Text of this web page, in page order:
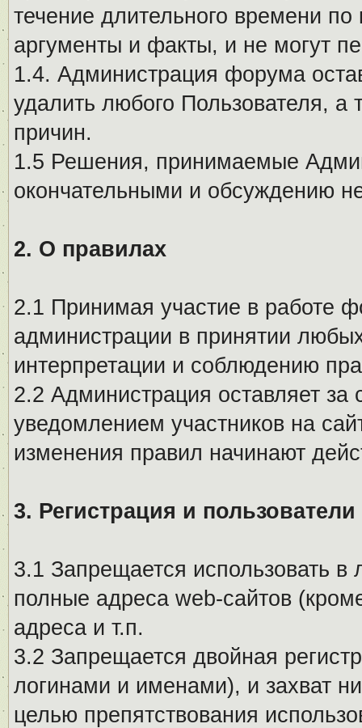
течение длительного времени
аргументы и факты, и не могут
1.4. Администрация форума
удалить любого Пользователя, а
причин.
1.5 Решения, принимаемые
окончательными и обсуждению
2. О правилах
2.1 Принимая участие в работе
администрации в принятии
интерпретации и соблюдению
2.2 Администрация оставляет
уведомлением участников на
изменения правил начинают
3. Регистрация и пользователи
3.1 Запрещается использовать
полные адреса web-сайтов
адреса и т.п.
3.2 Запрещается двойная
логинами и именами), и захват
целью препятствования